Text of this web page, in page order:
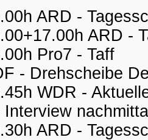
ARD -
ARD -
Pro7 - Taff
- Drehscheibe
WDR -
ARD -